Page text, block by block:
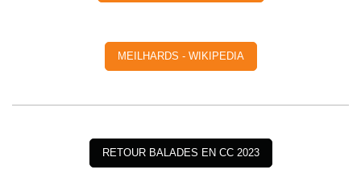
MEILHARDS - WIKIPEDIA
RETOUR BALADES EN CC 2023